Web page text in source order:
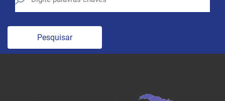
Pesquisar